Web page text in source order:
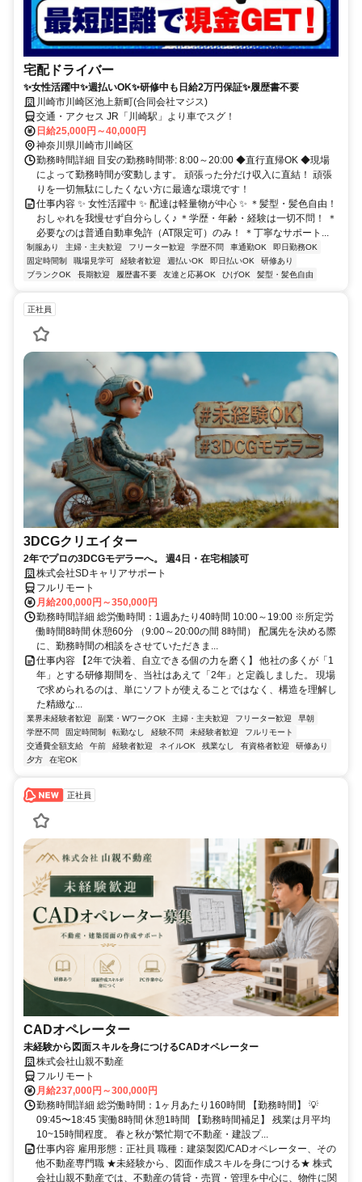
宅配ドライバー
✨女性活躍中✨週払いOK✨研修中も日給2万円保証✨履歴書不要
川崎市川崎区池上新町(合同会社マジス)
交通・アクセス JR「川崎駅」より車でスグ！
日給25,000円～40,000円
神奈川県川崎市川崎区
勤務時間詳細 目安の勤務時間帯: 8:00～20:00 ◆直行直帰OK ◆現場
によって勤務時間が変動します。 頑張った分だけ収入に直結！ 頑張
りを一切無駄にしたくない方に最適な環境です！
仕事内容 ✨ 女性活躍中 ✨ 配達は軽量物が中心 ✨ ＊髪型・髪色自由！
おしゃれを我慢せず自分らしく♪ ＊学歴・年齢・経験は一切不問！ ＊
必要なのは普通自動車免許（AT限定可）のみ！ ＊丁寧なサポート...
制服あり 主婦・主夫歓迎 フリーター歓迎 学歴不問 車通勤OK
即日勤務OK
固定時間制
職場見学可 経験者歓迎 週払いOK 即日払いOK
研修あり
ブランクOK
長期歓迎 履歴書不要 友達と応募OK ひげOK 髪型・髪色自由
正社員
3DCGクリエイター
2年でプロの3DCGモデラーへ。 週4日・在宅相談可
株式会社SDキャリアサポート
フルリモート
月給200,000円～350,000円
勤務時間詳細 総労働時間：1週あたり40時間 10:00～19:00 ※所定労
働時間8時間 休憩60分 （9:00～20:00の間 8時間） 配属先を決める際
に、勤務時間の相談をさせていただきま...
仕事内容 【2年で決着、自立できる個の力を磨く】 他社の多くが「1
年」とする研修期間を、当社はあえて「2年」と定義しました。 現場
で求められるのは、単にソフトが使えることではなく、構造を理解し
た精緻な...
業界未経験者歓迎 副業・WワークOK 主婦・主夫歓迎 フリーター歓迎
早朝
学歴不問
固定時間制 転勤なし 経験不問 未経験者歓迎
フルリモート
交通費全額支給
午前 経験者歓迎 ネイルOK 残業なし 有資格者歓迎
研修あり
夕方
在宅OK
正社員
CADオペレーター
未経験から図面スキルを身につけるCADオペレーター
株式会社山親不動産
フルリモート
月給237,000円～300,000円
勤務時間詳細 総労働時間：1ヶ月あたり160時間 【勤務時間】 💡
09:45〜18:45 実働8時間 休憩1時間 【勤務時間補足】 残業は月平均
10~15時間程度。 春と秋が繁忙期で不動産・建設プ...
仕事内容 雇用形態：正社員 職種：建築製図/CADオペレーター、その
他不動産専門職 ★未経験から、図面作成スキルを身につける★ 株式
会社山親不動産では、不動産の賃貸・売買・管理を中心に、物件に関